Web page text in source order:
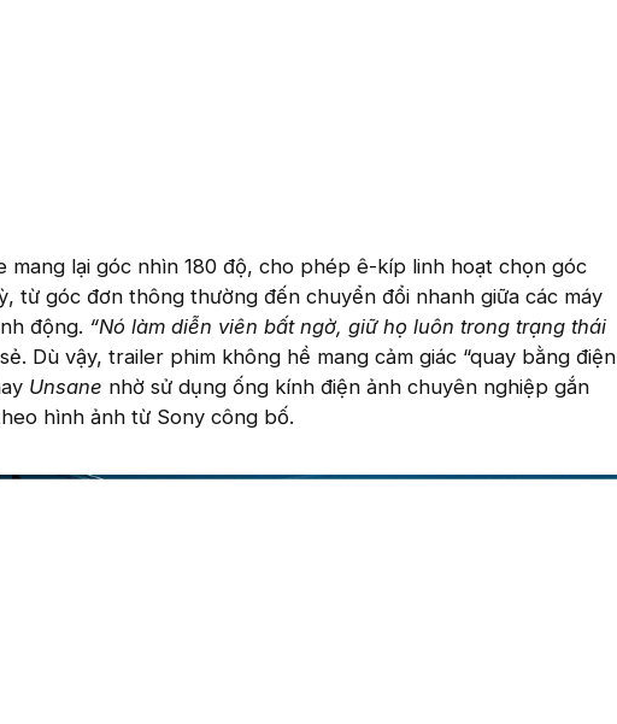
mang lại góc nhìn 180 độ, cho phép ê-kíp linh hoạt chọn góc
từ góc đơn thông thường đến chuyển đổi nhanh giữa các máy
động. “Nó làm diễn viên bất ngờ, giữ họ luôn trong trạng thái
Dù vậy, trailer phim không hề mang cảm giác “quay bằng điện
Unsane nhờ sử dụng ống kính điện ảnh chuyên nghiệp gắn
hình ảnh từ Sony công bố.